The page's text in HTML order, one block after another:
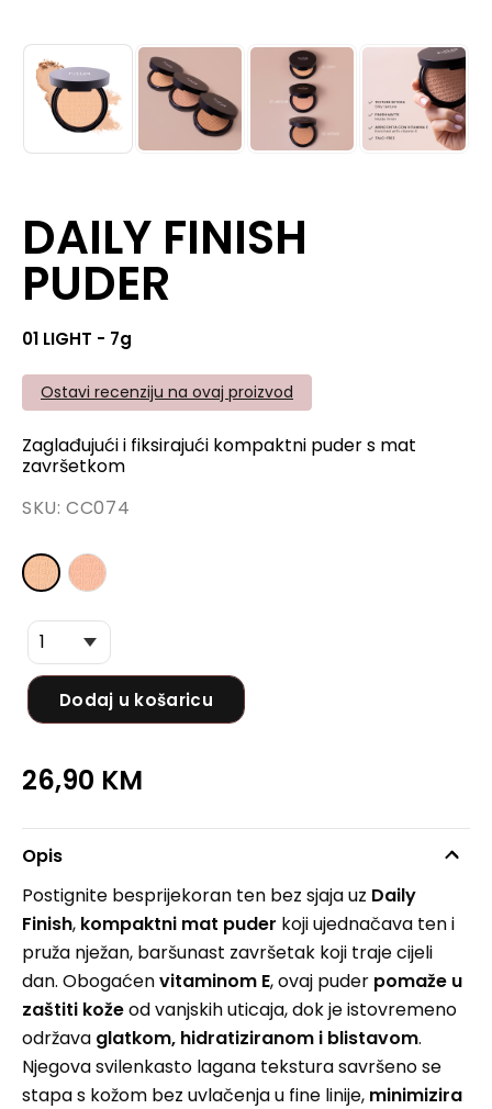
DAILY FINISH
PUDER
01 LIGHT - 7g
Ostavi recenziju na ovaj proizvod
26,90 KM
Zaglađujući i fiksirajući kompaktni puder s mat
završetkom
SKU:CC074
Dodaj u košaricu
Opis
Postignite besprijekoran ten bez sjaja uz Daily
Finish, kompaktni mat puder koji ujednačava ten i
pruža nježan, baršunast završetak koji traje cijeli
dan. Obogaćenvitaminom E, ovaj puder pomaže u
zaštiti kožeod vanjskih uticaja, dok je istovremeno
održava glatkom, hidratiziranom i blistavom.
Njegova svilenkasto lagana tekstura savršeno se
stapa s kožom bez uvlačenja u fine linije, minimizira